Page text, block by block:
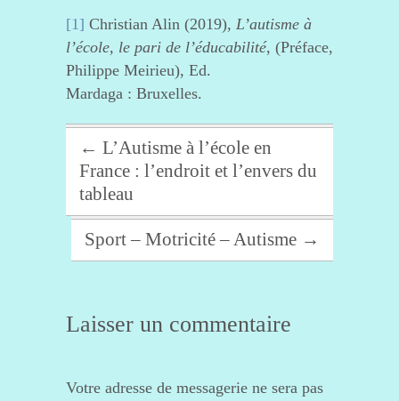
[1] Christian Alin (2019), L’autisme à
l’école, le pari de l’éducabilité, (Préface,
Philippe Meirieu), Ed.
Mardaga : Bruxelles.
← L’Autisme à l’école en
France : l’endroit et l’envers du
tableau
Sport – Motricité – Autisme →
Laisser un commentaire
Votre adresse de messagerie ne sera pas